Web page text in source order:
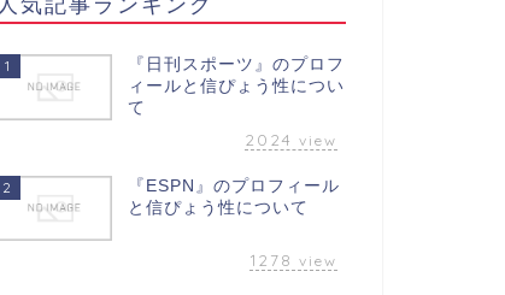
1
『日刊スポーツ』のプロフ
ィールと信ぴょう性につい
て
2024 view
2
『ESPN』のプロフィール
と信ぴょう性について
1278 view